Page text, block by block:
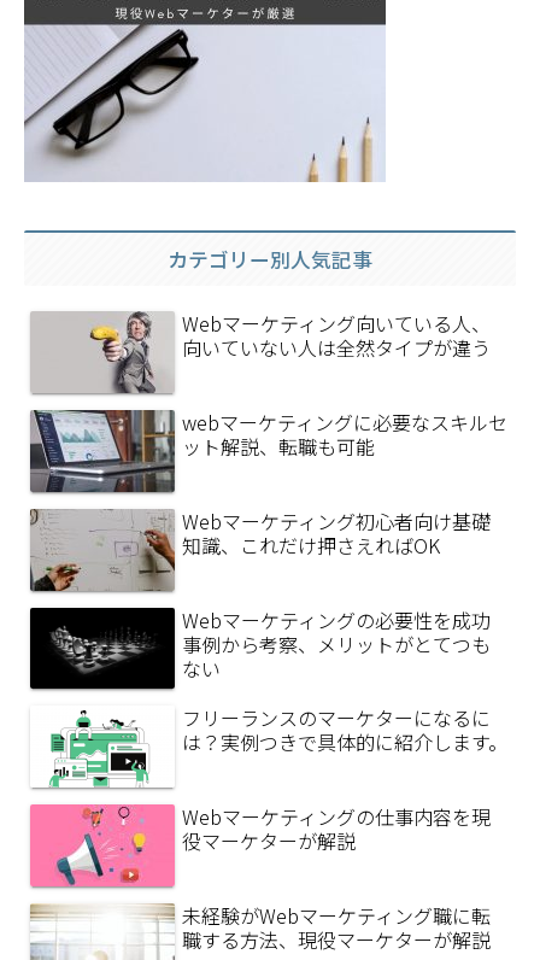
カテゴリー別人気記事
Webマーケティング向いている人、
向いていない人は全然タイプが違う
webマーケティングに必要なスキルセ
ット解説、転職も可能
Webマーケティング初心者向け基礎
知識、これだけ押さえればOK
Webマーケティングの必要性を成功
事例から考察、メリットがとてつも
ない
フリーランスのマーケターになるに
は？実例つきで具体的に紹介します。
Webマーケティングの仕事内容を現
役マーケターが解説
未経験がWebマーケティング職に転
職する方法、現役マーケターが解説